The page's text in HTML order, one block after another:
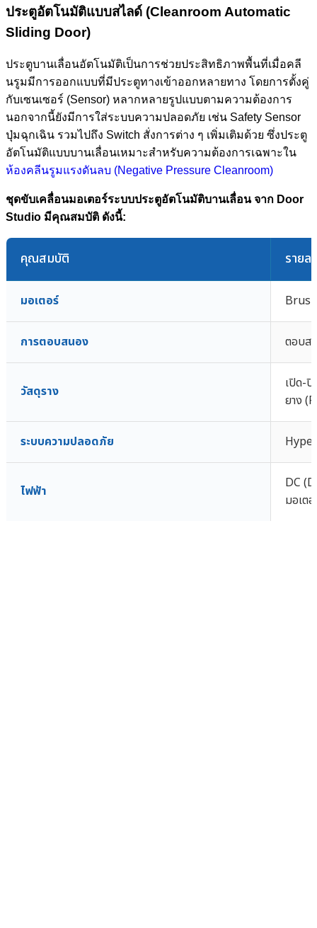
ประตูอัตโนมัติแบบสไลด์ (Cleanroom Automatic
Sliding Door)
ประตูบานเลื่อนอัตโนมัติเป็นการช่วยประสิทธิภาพพื้นที่เมื่อคลี
นรูมมีการออกแบบที่มีประตูทางเข้าออกหลายทาง โดยการตั้งคู่
กับเซนเซอร์ (Sensor) หลากหลายรูปแบบตามความต้องการ
นอกจากนี้ยังมีการใส่ระบบความปลอดภัย เช่น Safety Sensor
ปุ่มฉุกเฉิน รวมไปถึง Switch สั่งการต่าง ๆ เพิ่มเติมด้วย ซึ่งประตู
อัตโนมัติแบบบานเลื่อนเหมาะสำหรับความต้องการเฉพาะใน
ห้องคลีนรูมแรงดันลบ (Negative Pressure Cleanroom)
ชุดขับเคลื่อนมอเตอร์ระบบประตูอัตโนมัติบานเลื่อน จาก Door
Studio มีคุณสมบัติ ดังนี้:
คุณสมบัติ รายล
มอเตอร์
การตอบสนอง ตอบส
วัสดุราง
เปิด-
ยาง
ระบบความปลอดภัย
ไฟฟ้า
DC
มอเต